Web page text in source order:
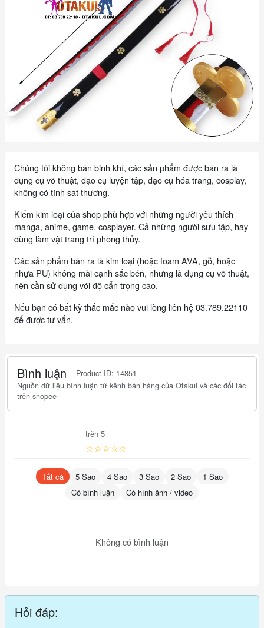
Chúng tôi không bán binh khí, các sản phẩm được bán ra là
dụng cụ võ thuật, đạo cụ luyện tập, đạo cụ hóa trang, cosplay,
không có tính sát thương.
Kiếm kim loại của shop phù hợp với những người yêu thích
manga, anime, game, cosplayer. Cả những người sưu tập, hay
dùng làm vật trang trí phong thủy.
Các sản phẩm bán ra là kim loại (hoặc foam AVA, gỗ, hoặc
nhựa PU) không mài cạnh sắc bén, nhưng là dụng cụ võ thuật,
nên cần sử dụng với độ cẩn trọng cao.
Nếu bạn có bất kỳ thắc mắc nào vui lòng liên hệ 03.789.22110
để được tư vấn.
Bình luận
Product ID: 14851
Nguồn dữ liệu bình luận từ kênh bán hàng của Otakul và các đối tác
trên shopee
trên 5
☆☆☆☆☆
Tất cả 5 Sao 4 Sao 3 Sao 2 Sao
1 Sao
Có bình luận
Có hình ảnh / video
Không có bình luận
Hỏi đáp: